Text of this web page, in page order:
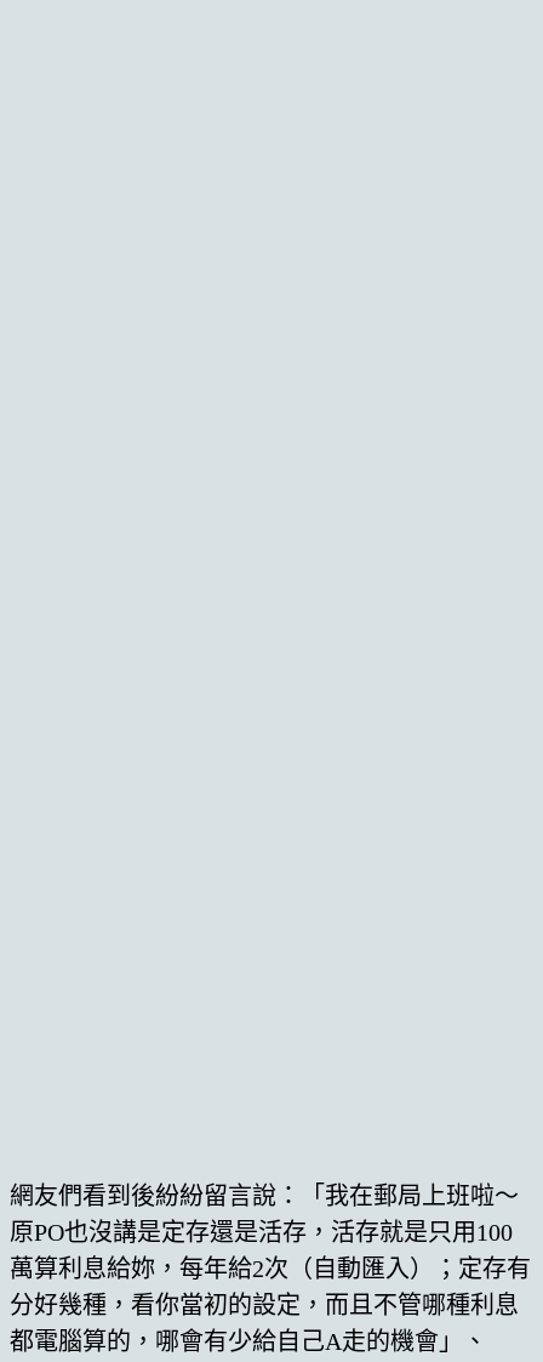
網友們看到後紛紛留言說：「我在郵局上班啦～
原PO也沒講是定存還是活存，活存就是只用100
萬算利息給妳，每年給2次（自動匯入）；定存有
分好幾種，看你當初的設定，而且不管哪種利息
都電腦算的，哪會有少給自己A走的機會」、